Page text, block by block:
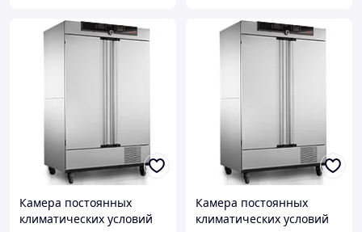
Камера постоянных
климатических условий
Камера постоянных
климатических условий